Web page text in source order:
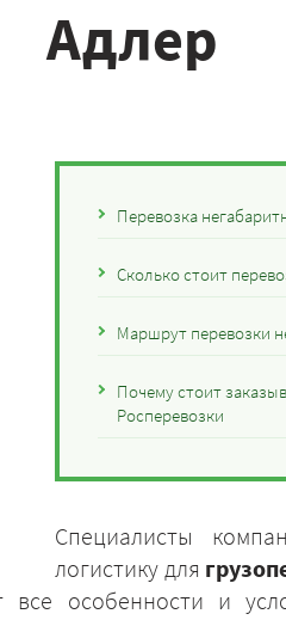
Адлер
Перевозка
Сколько стоит
Маршрут перевозки
Почему стоит
Росперевозки
Специалисты
логистику для
особенности и